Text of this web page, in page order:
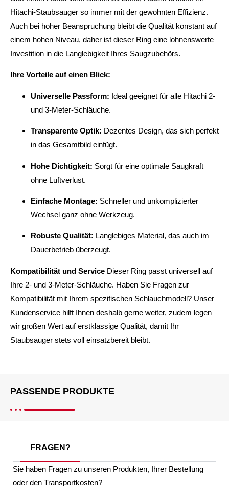
Hitachi-Staubsauger so immer mit der gewohnten Effizienz.
Auch bei hoher Beanspruchung bleibt die Qualität konstant auf
einem hohen Niveau, daher ist dieser Ring eine lohnenswerte
Investition in die Langlebigkeit Ihres Saugzubehörs.
Ihre Vorteile auf einen Blick:
Universelle Passform: Ideal geeignet für alle Hitachi 2-
und 3-Meter-Schläuche.
Transparente Optik: Dezentes Design, das sich perfekt
in das Gesamtbild einfügt.
Hohe Dichtigkeit: Sorgt für eine optimale Saugkraft
ohne Luftverlust.
Einfache Montage: Schneller und unkomplizierter
Wechsel ganz ohne Werkzeug.
Robuste Qualität: Langlebiges Material, das auch im
Dauerbetrieb überzeugt.
Kompatibilität und Service Dieser Ring passt universell auf
Ihre 2- und 3-Meter-Schläuche. Haben Sie Fragen zur
Kompatibilität mit Ihrem spezifischen Schlauchmodell? Unser
Kundenservice hilft Ihnen deshalb gerne weiter, zudem legen
wir großen Wert auf erstklassige Qualität, damit Ihr
Staubsauger stets voll einsatzbereit bleibt.
PASSENDE PRODUKTE
FRAGEN?
Sie haben Fragen zu unseren Produkten, Ihrer Bestellung
oder den Transportkosten?